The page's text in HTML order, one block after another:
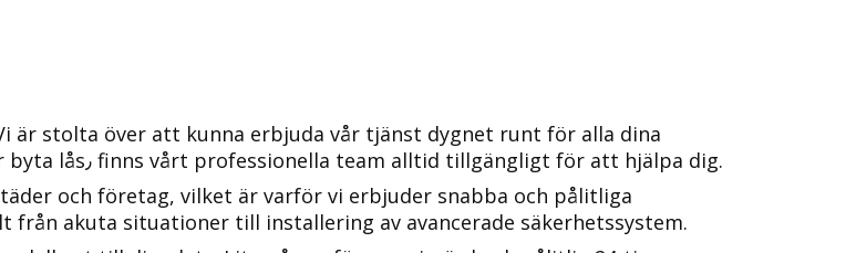
är stolta över att kunna erbjuda vår tjänst dygnet runt för alla dina
låsbehov.​ Oavsett om du har blivit utelåst eller behöver byta lås٫ finns vårt professionella team alltid tillgängligt för att hjälpa dig.
och företag, vilket är varför vi erbjuder snabba och pålitliga
från akuta situationer till installering av avancerade säkerhetssystem.​